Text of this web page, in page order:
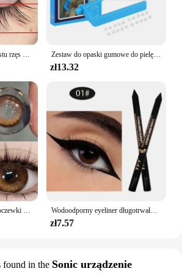
Serum do szybkiego wzrostu rzęs w płynie zagęszcza wzmacnia dłuższe, pełniejsze rzęsy przedłużają esencję na porost brwi pielęgnacja urody 2024 Zestaw do opaski gumowe do pielęgnacji skóry narzędzie do usuwania zabezpieczeń do usuwania skóry narzędzie do pielęgnacji twarzy z motylem i brodawką
zł13.32
MILL CREEK brązowe soczewki kontaktowe z receptą 2 sztuki kolorowe koreańskie soczewki mody coroczne makijaż soczewki kontaktowe Wodoodporny eyeliner długotrwały ołówek kolorowy pigment niebieski czarny biały kolor żelowy eyeliner w pisaku makijaż oczu kosmetyki kosmetyczne
zł7.57
found in the Sonic urządzenie